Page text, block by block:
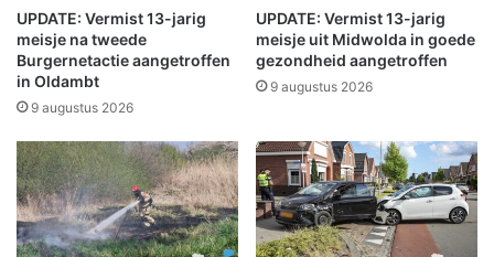
p
e
n
b
u
g
o
t
e
n
o
e
n
t
k
o
UPDATE: Vermist 13-jarig
meisje na tweede
Burgernetactie aangetroffen
in Oldambt
9 augustus 2026
UPDATE: Vermist 13-jarig
meisje uit Midwolda in goede
gezondheid aangetroffen
9 augustus 2026